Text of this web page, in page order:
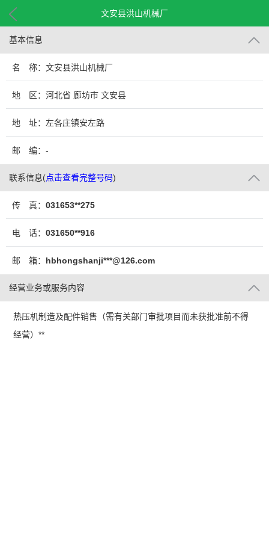
文安县洪山机械厂
基本信息
名 称：文安县洪山机械厂
地 区：河北省 廊坊市 文安县
地 址：左各庄镇安左路
邮 编：-
联系信息(点击查看完整号码)
传 真： 031653**275
电 话： 031650**916
邮 箱： hbhongshanji***@126.com
经营业务或服务内容
热压机制造及配件销售（需有关部门审批项目而未获批准前不得
经营）**